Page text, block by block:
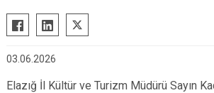
03.06.2026
Elazığ İl Kültür ve Turizm Müdürü Sayın